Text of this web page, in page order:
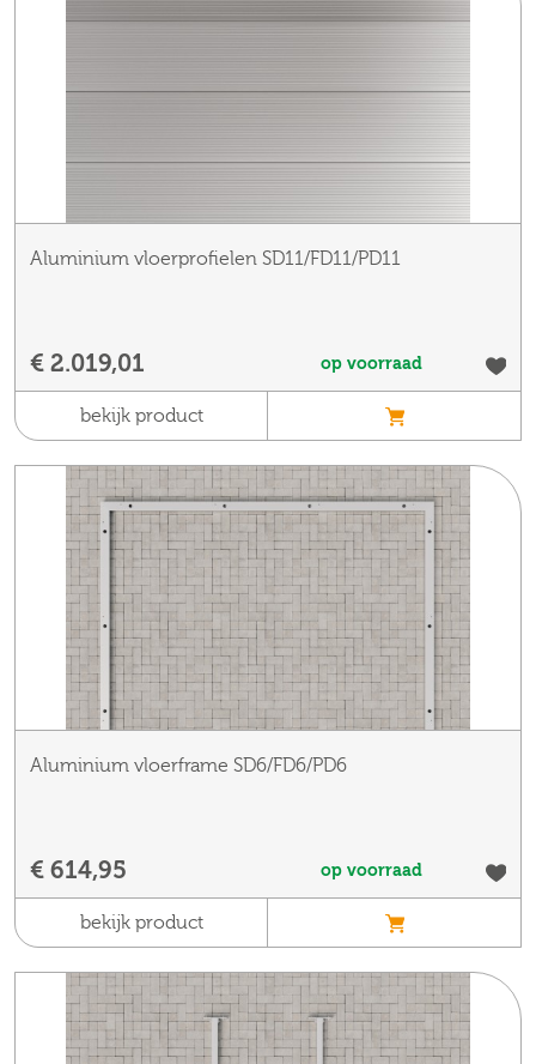
Aluminium vloerprofielen SD11/FD11/PD11
€ 2.019,01 op voorraad
bekijk product
Aluminium vloerframe SD6/FD6/PD6
€ 614,95 op voorraad
bekijk product